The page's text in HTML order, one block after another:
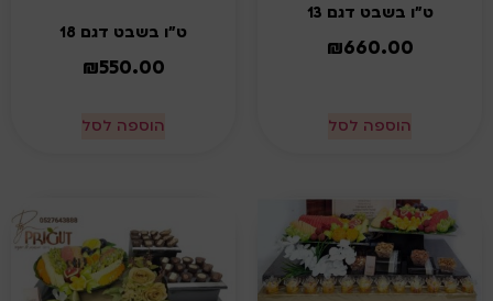
ט"ו בשבט דגם 13
₪660.00
הוספה לסל
ט"ו בשבט דגם 18
₪550.00
הוספה לסל